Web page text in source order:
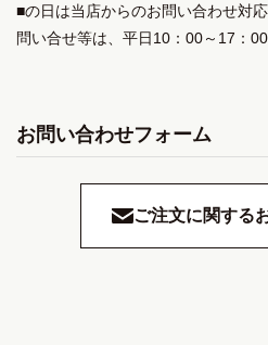
■の日は当店からのお問い合わせ対
問い合せ等は、平日10：00～17：
お問い合わせフォーム
ご注文に関する